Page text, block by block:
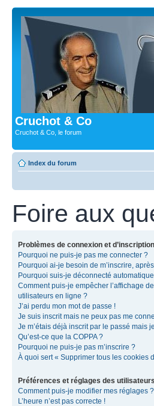
Cruchot & Co
Cruchot & Co, le forum
Index du forum
Foire aux
Problèmes de connexion et d’inscription
Pourquoi ne puis-je pas me connecter ?
Pourquoi ai-je besoin de m’inscrire,
Pourquoi suis-je déconnecté
Comment puis-je empêcher l’affichage
utilisateurs en ligne ?
J’ai perdu mon mot de passe !
Je suis inscrit mais ne peux pas me
Je m’étais déjà inscrit par le passé mais
Qu’est-ce que la COPPA ?
Pourquoi ne puis-je pas m’inscrire ?
À quoi sert « Supprimer tous les cookies
Préférences et réglages des utilisateurs
Comment puis-je modifier mes réglages ?
L’heure n’est pas correcte !